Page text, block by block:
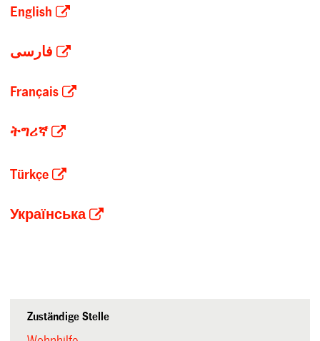
English
فارسی
Français
ትግሪኛ
Türkçe
Українська
Zuständige Stelle